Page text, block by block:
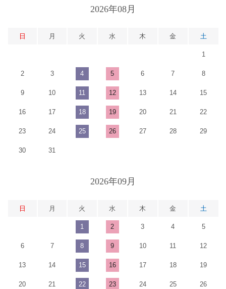
2026年08月
日 月 火 水 木 金 土
1
2 3 4 5 6 7 8
9 10 11 12 13 14 15
16 17 18 19 20 21 22
23 24 25 26 27 28 29
30 31
2026年09月
日 月 火 水 木 金 土
1 2 3 4 5
6 7 8 9 10 11 12
13 14 15 16 17 18 19
20 21 22 23 24 25 26